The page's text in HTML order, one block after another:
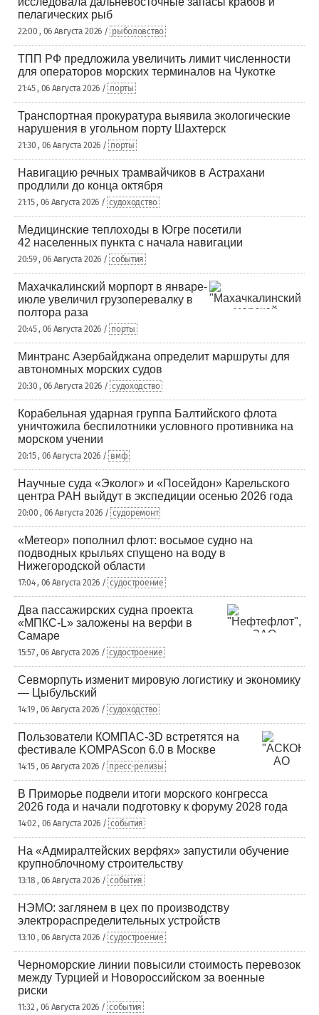
пелагических рыб
22:00 , 06 Августа 2026 / рыболовство
ТПП РФ предложила увеличить лимит численности
для операторов морских терминалов на Чукотке
21:45 , 06 Августа 2026 / порты
Транспортная прокуратура выявила экологические
нарушения в угольном порту Шахтерск
21:30 , 06 Августа 2026 / порты
Навигацию речных трамвайчиков в Астрахани
продлили до конца октября
21:15 , 06 Августа 2026 / судоходство
Медицинские теплоходы в Югре посетили
42 населенных пункта с начала навигации
20:59 , 06 Августа 2026 / события
Махачкалинский морпорт в январе-
июле увеличил грузоперевалку в
полтора раза
20:45 , 06 Августа 2026 / порты
Минтранс Азербайджана определит маршруты для
автономных морских судов
20:30 , 06 Августа 2026 / судоходство
Корабельная ударная группа Балтийского флота
уничтожила беспилотники условного противника на
морском учении
20:15 , 06 Августа 2026 / вмф
Научные суда «Эколог» и «Посейдон» Карельского
центра РАН выйдут в экспедиции осенью 2026 года
20:00 , 06 Августа 2026 / судоремонт
«Метеор» пополнил флот: восьмое судно на
подводных крыльях спущено на воду в
Нижегородской области
17:04 , 06 Августа 2026 / судостроение
Два пассажирских судна проекта
«МПКС-L» заложены на верфи в
Самаре
15:57 , 06 Августа 2026 / судостроение
Севморпуть изменит мировую логистику и экономику
— Цыбульский
14:19 , 06 Августа 2026 / судоходство
Пользователи КОМПАС-3D встретятся на
фестивале KOMPAScon 6.0 в Москве
14:15 , 06 Августа 2026 / пресс-релизы
В Приморье подвели итоги морского конгресса
2026 года и начали подготовку к форуму 2028 года
14:02 , 06 Августа 2026 / события
На «Адмиралтейских верфях» запустили обучение
крупноблочному строительству
13:18 , 06 Августа 2026 / события
НЭМО: заглянем в цех по производству
электрораспределительных устройств
13:10 , 06 Августа 2026 / судостроение
Черноморские линии повысили стоимость перевозок
между Турцией и Новороссийском за военные
риски
11:32 , 06 Августа 2026 / события